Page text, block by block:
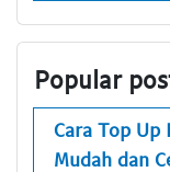
Popular
Cara Top Up
Mudah dan